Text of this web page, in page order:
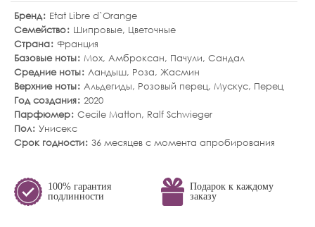
Бренд
Etat Libre d`Orange
Семейство
Шипровые, Цветочные
Страна Франция
Базовые ноты Мох, Амброксан, Пачули, Сандал
Средние ноты Ландыш, Роза, Жасмин
Верхние ноты Альдегиды, Розовый перец, Мускус, Перец
Год создания 2020
Парфюмер Cecile Matton, Ralf Schwieger
Пол Унисекс
Срок годности 36 месяцев с момента апробирования
100% гарантия
подлинности
Подарок к каждому
заказу